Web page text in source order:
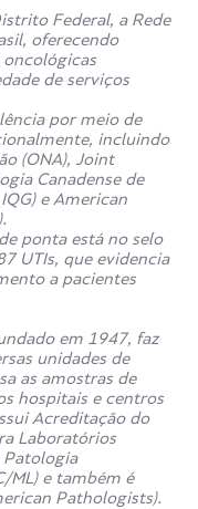
Federal, a Rede
oferecendo
de serviços
por meio de
incluindo
(ONA), Joint
Canadense de
e American
ponta está no selo
UTIs, que evidencia
a pacientes
em 1947, faz
unidades de
as amostras de
hospitais e centros
Acreditação do
Laboratórios
Patologia
ML) e também é
Pathologists).